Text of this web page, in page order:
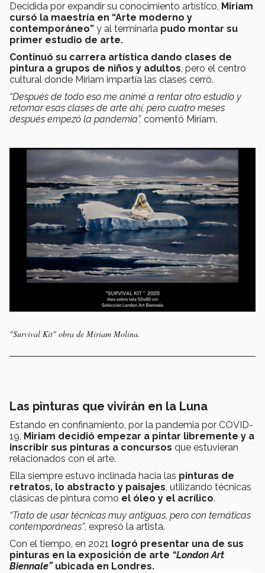
Decidida por expandir su conocimiento artístico, Miriam
cursó la maestría en “Arte moderno y
contemporáneo” y al terminarla pudo montar su
primer estudio de arte.
Continuó su carrera artística dando clases de
pintura a grupos de niños y adultos, pero el centro
cultural donde Miriam impartía las clases cerró.
“Después de todo eso me animé a rentar otro estudio y
retomar esas clases de arte ahí, pero cuatro meses
después empezó la pandemia”, comentó Miriam.
"Survival Kit" obra de Miriam Molina.
Las pinturas que vivirán en la Luna
Estando en confinamiento, por la pandemia por COVID-
19, Miriam decidió empezar a pintar libremente y a
inscribir sus pinturas a concursos que estuvieran
relacionados con el arte.
Ella siempre estuvo inclinada hacia las pinturas de
retratos, lo abstracto y paisajes, utilizando técnicas
clásicas de pintura como el óleo y el acrílico.
“Trato de usar técnicas muy antiguas, pero con temáticas
contemporáneas”, expresó la artista.
Con el tiempo, en 2021 logró presentar una de sus
pinturas en la exposición de arte “London Art
Biennale” ubicada en Londres.